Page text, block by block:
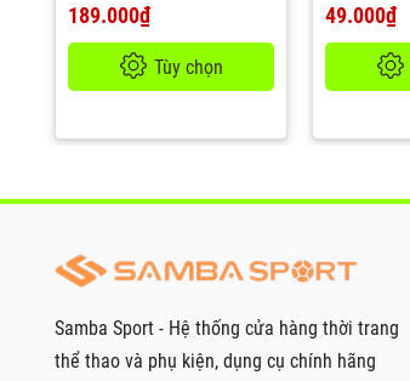
189.000₫
Tùy chọn
49.000₫
Samba Sport - Hệ thống cửa hàng thời trang
thể thao và phụ kiện, dụng cụ chính hãng